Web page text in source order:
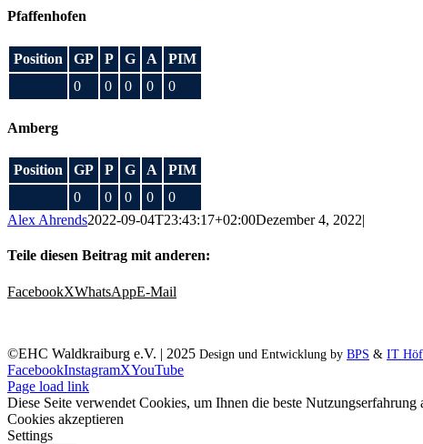
Pfaffenhofen
Position GP P G A
PIM
0
0 0 0 0
Amberg
Position GP P G A
PIM
0
0 0 0
0
Alex Ahrends2022-09-04T23:43:17+02:00Dezember 4, 2022|
Teile diesen Beitrag mit anderen:
FacebookXWhatsAppE-Mail
©EHC Waldkraiburg e.V. | 2025 Design und Entwicklung by BPS & IT
FacebookInstagramXYouTube
Page load link
Diese Seite verwendet Cookies, um Ihnen die beste
Cookies akzeptieren
Settings